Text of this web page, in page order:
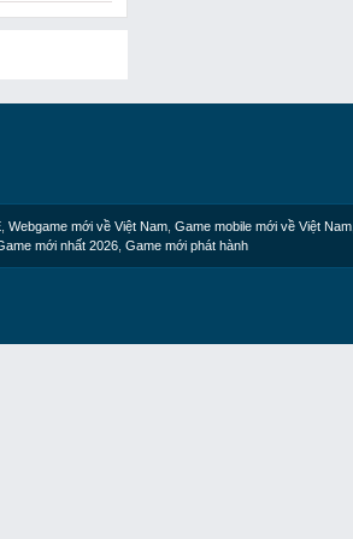
Webgame mới về Việt Nam Game mobile mới về Việt Nam
mới nhất 2026 Game mới phát hành